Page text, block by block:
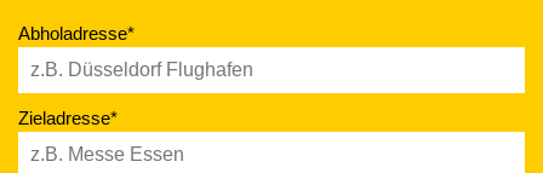
Abholadresse*
Zieladresse*